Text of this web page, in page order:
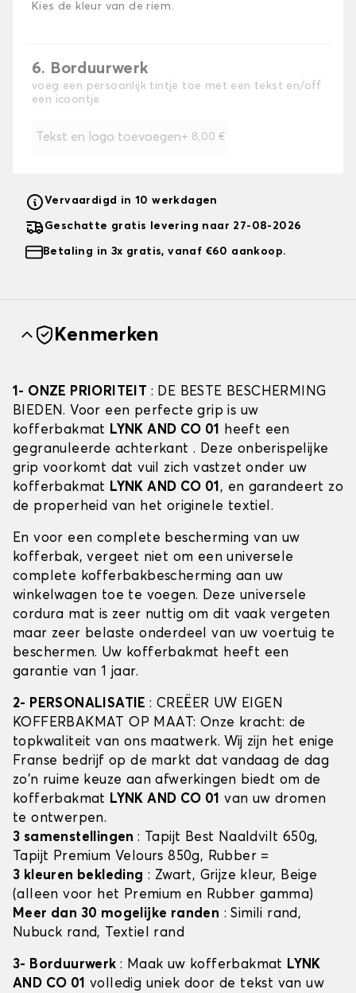
Kies de kleur van de riem.
6. Borduurwerk
voeg een persoonlijk tintje toe met een tekst en/off
een icoontje
Tekst en logo toevoegen+ 8,00 €
Vervaardigd in 10 werkdagen
Geschatte gratis levering naar 27-08-2026
Betaling in 3x gratis, vanaf €60 aankoop.
Kenmerken
1- ONZE PRIORITEIT : DE BESTE BESCHERMING
BIEDEN. Voor een perfecte grip is uw
kofferbakmat LYNK AND CO 01 heeft een
gegranuleerde achterkant . Deze onberispelijke
grip voorkomt dat vuil zich vastzet onder uw
kofferbakmat LYNK AND CO 01, en garandeert zo
de properheid van het originele textiel.
En voor een complete bescherming van uw
kofferbak, vergeet niet om een universele
complete kofferbakbescherming aan uw
winkelwagen toe te voegen. Deze universele
cordura mat is zeer nuttig om dit vaak vergeten
maar zeer belaste onderdeel van uw voertuig te
beschermen. Uw kofferbakmat heeft een
garantie van 1 jaar.
2- PERSONALISATIE: CREËER UW EIGEN
KOFFERBAKMAT OP MAAT: Onze kracht: de
topkwaliteit van ons maatwerk. Wij zijn het enige
Franse bedrijf op de markt dat vandaag de dag
zo'n ruime keuze aan afwerkingen biedt om de
kofferbakmat LYNK AND CO 01 van uw dromen
te ontwerpen.
3 samenstellingen: Tapijt Best Naaldvilt 650g,
Tapijt Premium Velours 850g, Rubber =
3 kleuren bekleding : Zwart, Grijze kleur, Beige
(alleen voor het Premium en Rubber gamma)
Meer dan 30 mogelijke randen : Simili rand,
Nubuck rand, Textiel rand
3- Borduurwerk : Maak uw kofferbakmat LYNK
AND CO 01 volledig uniek door de tekst van uw